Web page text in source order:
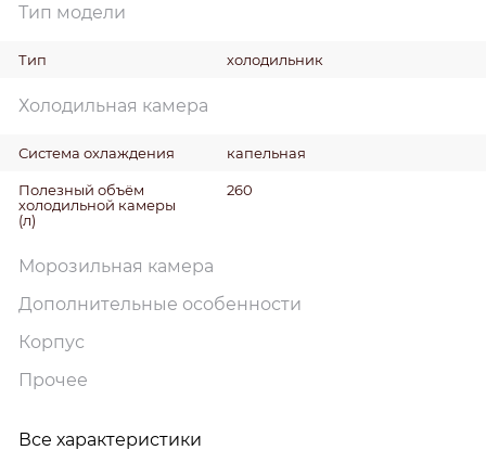
Тип модели
Тип холодильник
Холодильная камера
Система охлаждения капельная
Полезный объём
холодильной камеры
(л)
260
Морозильная камера
Дополнительные особенности
Корпус
Прочее
Все характеристики